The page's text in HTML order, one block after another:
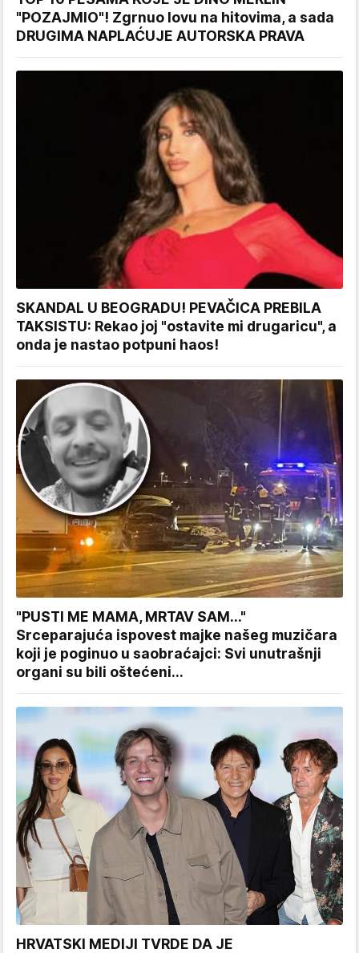
"POZAJMIO"! Zgrnuo lovu na hitovima, a sada
DRUGIMA NAPLAĆUJE AUTORSKA PRAVA
SKANDAL U BEOGRADU! PEVAČICA PREBILA
TAKSISTU: Rekao joj "ostavite mi drugaricu", a
onda je nastao potpuni haos!
"PUSTI ME MAMA, MRTAV SAM..."
Srceparajuća ispovest majke našeg muzičara
koji je poginuo u saobraćajci: Svi unutrašnji
organi su bili oštećeni...
HRVATSKI MEDIJI TVRDE DA JE